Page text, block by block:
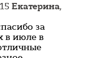
Екатерина,
за
в июле в